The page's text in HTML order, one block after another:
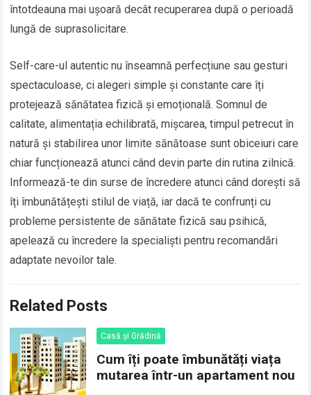
întotdeauna mai ușoară decât recuperarea după o perioadă
lungă de suprasolicitare.
Self-care-ul autentic nu înseamnă perfecțiune sau gesturi
spectaculoase, ci alegeri simple și constante care îți
protejează sănătatea fizică și emoțională. Somnul de
calitate, alimentația echilibrată, mișcarea, timpul petrecut în
natură și stabilirea unor limite sănătoase sunt obiceiuri care
chiar funcționează atunci când devin parte din rutina zilnică.
Informează-te din surse de încredere atunci când dorești să
îți îmbunătățești stilul de viață, iar dacă te confrunți cu
probleme persistente de sănătate fizică sau psihică,
apelează cu încredere la specialiști pentru recomandări
adaptate nevoilor tale.
Related Posts
Casă și Grădină
Cum îți poate îmbunătăți viața
mutarea într-un apartament nou